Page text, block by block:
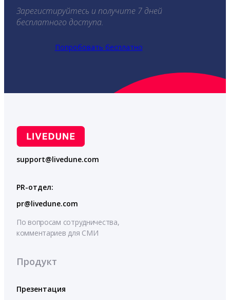
Зарегистируйтесь и получите 7 дней
бесплатного доступа.
Попробовать бесплатно
support@livedune.com
PR-отдел:
pr@livedune.com
По вопросам сотрудничества,
комментариев для СМИ
Продукт
Презентация